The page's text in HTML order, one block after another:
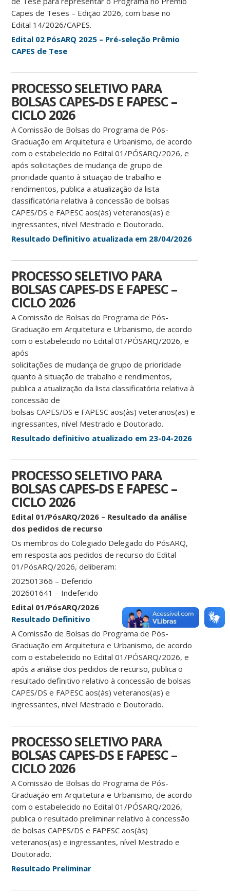
Capes de Teses – Edição 2026, com base no
Edital 14/2026/CAPES.
Edital 02 PósARQ 2025 – Pré-seleção Prêmio
CAPES de Tese
PROCESSO SELETIVO PARA
BOLSAS CAPES-DS E FAPESC –
CICLO 2026
A Comissão de Bolsas do Programa de Pós-
Graduação em Arquitetura e Urbanismo, de acordo
com o estabelecido no Edital 01/PÓSARQ/2026, e
após solicitações de mudança de grupo de
prioridade quanto à situação de trabalho e
rendimentos, publica a atualização da lista
classificatória relativa à concessão de bolsas
CAPES/DS e FAPESC aos(às) veteranos(as) e
ingressantes, nível Mestrado e Doutorado.
Resultado Definitivo atualizada em 28/04/2026
PROCESSO SELETIVO PARA
BOLSAS CAPES-DS E FAPESC –
CICLO 2026
A Comissão de Bolsas do Programa de Pós-
Graduação em Arquitetura e Urbanismo, de acordo
com o estabelecido no Edital 01/PÓSARQ/2026, e
após
solicitações de mudança de grupo de prioridade
quanto à situação de trabalho e rendimentos,
publica a atualização da lista classificatória relativa à
concessão de
bolsas CAPES/DS e FAPESC aos(às) veteranos(as) e
ingressantes, nível Mestrado e Doutorado.
Resultado definitivo atualizado em 23-04-2026
PROCESSO SELETIVO PARA
BOLSAS CAPES-DS E FAPESC –
CICLO 2026
Edital 01/PósARQ/2026 – Resultado da análise
dos pedidos de recurso
Os membros do Colegiado Delegado do PósARQ,
em resposta aos pedidos de recurso do Edital
01/PósARQ/2026, deliberam:
202501366 – Deferido
202601641 – Indeferido
Edital 01/PósARQ/2026
Resultado Definitivo
A Comissão de Bolsas do Programa de Pós-
Graduação em Arquitetura e Urbanismo, de acordo
com o estabelecido no Edital 01/PÓSARQ/2026, e
após a análise dos pedidos de recurso, publica o
resultado definitivo relativo à concessão de bolsas
CAPES/DS e FAPESC aos(às) veteranos(as) e
ingressantes, nível Mestrado e Doutorado.
PROCESSO SELETIVO PARA
BOLSAS CAPES-DS E FAPESC –
CICLO 2026
A Comissão de Bolsas do Programa de Pós-
Graduação em Arquitetura e Urbanismo, de acordo
com o estabelecido no Edital 01/PÓSARQ/2026,
publica o resultado preliminar relativo à concessão
de bolsas CAPES/DS e FAPESC aos(às)
veteranos(as) e ingressantes, nível Mestrado e
Doutorado.
Resultado Preliminar